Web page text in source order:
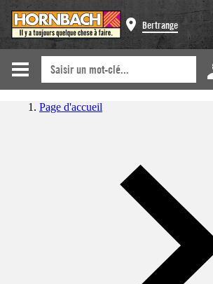
Bertrange
Page d'accueil